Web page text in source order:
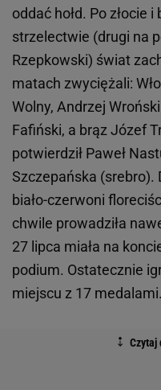
oddać hołd. Po złocie
strzelectwie (drugi na
Rzepkowski) świat
matach zwyciężali:
Wolny, Andrzej
Fafiński, a brąz Józef
potwierdził Paweł
Szczepańska (srebro).
biało-czerwoni
chwile prowadziła
27 lipca miała na
podium. Ostatecznie
miejscu z 17 medalami.